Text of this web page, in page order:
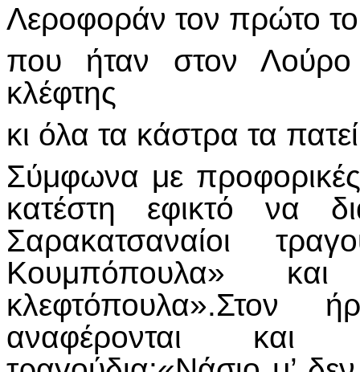
Λεροφοράν τον πρώτο
που ήταν στον Λούρο
κλέφτης
κι όλα τα κάστρα τα
Σύμφωνα με
κατέστη εφικτό να
Σαρακατσαναίοι
Κουμπόπουλα»
κλεφτόπουλα».Στον
αναφέρονται